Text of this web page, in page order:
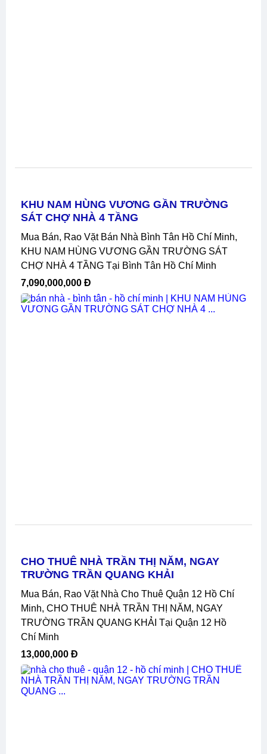
KHU NAM HÙNG VƯƠNG GẦN TRƯỜNG
SÁT CHỢ NHÀ 4 TẦNG
Mua Bán, Rao Vặt Bán Nhà Bình Tân Hồ Chí Minh,
KHU NAM HÙNG VƯƠNG GẦN TRƯỜNG SÁT
CHỢ NHÀ 4 TẦNG Tại Bình Tân Hồ Chí Minh
7,090,000,000 Đ
CHO THUÊ NHÀ TRẦN THỊ NĂM, NGAY
TRƯỜNG TRẦN QUANG KHẢI
Mua Bán, Rao Vặt Nhà Cho Thuê Quận 12 Hồ Chí
Minh, CHO THUÊ NHÀ TRẦN THỊ NĂM, NGAY
TRƯỜNG TRẦN QUANG KHẢI Tại Quận 12 Hồ
Chí Minh
13,000,000 Đ